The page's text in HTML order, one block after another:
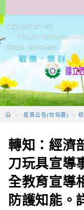
轉
至
要
容
> -首頁公告(勿勾選) >
轉知：經濟
刀玩具宣導
全教育宣導
防護知能。